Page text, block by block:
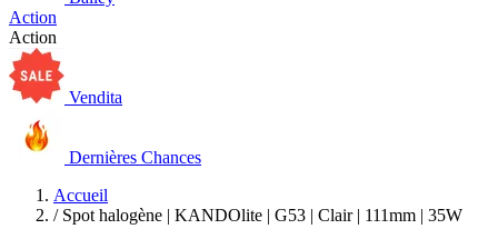
Action
Action
Vendita
Dernières Chances
Accueil
/ Spot halogène | KANDOlite | G53 | Clair | 111mm | 35W